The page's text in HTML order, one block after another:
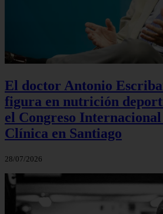
El doctor Antonio
figura en nutrición
el Congreso
Clínica en Santiago
28/07/2026